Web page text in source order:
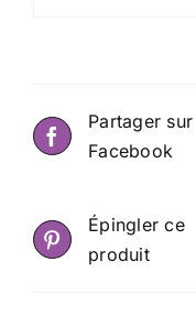
Partager sur
Facebook
Épingler ce
produit